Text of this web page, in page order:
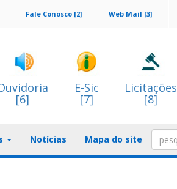
Web Mail [3]
Fale Conosco [2]
[6]
E-Sic
[7]
Licitações
[8]
Notícias Mapa do site